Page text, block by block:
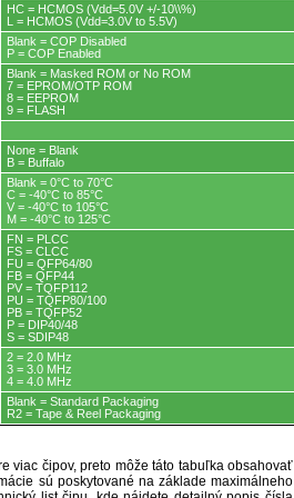
HC = HCMOS (Vdd=5.0V +/-10\\%)
L = HCMOS (Vdd=3.0V to 5.5V)
Blank = COP Disabled
P = COP Enabled
Blank = Masked ROM or No ROM
7 = EPROM/OTP ROM
8 = EEPROM
9 = FLASH
None = Blank
B = Buffalo
Blank = 0°C to 70°C
C = -40°C to 85°C
V = -40°C to 105°C
M = -40°C to 125°C
FN = PLCC
FS = CLCC
FU = QFP64/80
FB = QFP44
PV = TQFP112
PU = TQFP80/100
PB = TQFP52
P = DIP40/48
S = SDIP48
2 = 2.0 MHz
3 = 3.0 MHz
4 = 4.0 MHz
Blank = Standard Packaging
R2 = Tape & Reel Packaging
viac čipov, preto môže táto tabuľka obsahovať
sú poskytované na základe maximálneho